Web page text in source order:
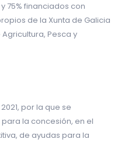
75% financiados con
de la Xunta de Galicia
Pesca y
por la que se
la concesión, en el
de ayudas para la